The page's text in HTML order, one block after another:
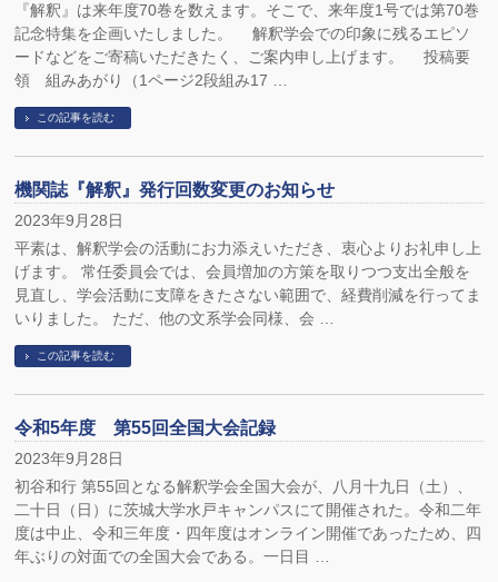
『解釈』は来年度70巻を数えます。そこで、来年度1号では第70巻
記念特集を企画いたしました。 解釈学会での印象に残るエピソ
ードなどをご寄稿いただきたく、ご案内申し上げます。 投稿要
領 組みあがり（1ページ2段組み17 …
この記事を読む
機関誌『解釈』発行回数変更のお知らせ
2023年9月28日
平素は、解釈学会の活動にお力添えいただき、衷心よりお礼申し上
げます。 常任委員会では、会員増加の方策を取りつつ支出全般を
見直し、学会活動に支障をきたさない範囲で、経費削減を行ってま
いりました。 ただ、他の文系学会同様、会 …
この記事を読む
令和5年度 第55回全国大会記録
2023年9月28日
初谷和行 第55回となる解釈学会全国大会が、八月十九日（土）、
二十日（日）に茨城大学水戸キャンパスにて開催された。令和二年
度は中止、令和三年度・四年度はオンライン開催であったため、四
年ぶりの対面での全国大会である。一日目 …